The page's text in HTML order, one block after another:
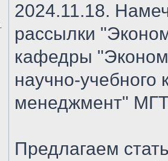
2024.11.18.
рассылки
кафедры
научно-
менеджмент"
Предлагаем